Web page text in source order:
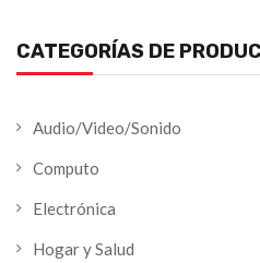
CATEGORÍAS DE
Audio/Video/Sonido
Computo
Electrónica
Hogar y Salud